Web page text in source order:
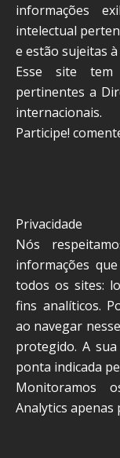
informações
intelectual
e estão sujeitas
Esse site tem
pertinentes a
internacionais.
Participe!
Privacidade
Nós
informações
todos os sites:
fins analíticos.
ao navegar
protegido. A
ponta indicada
Monitoramos
Analytics apenas